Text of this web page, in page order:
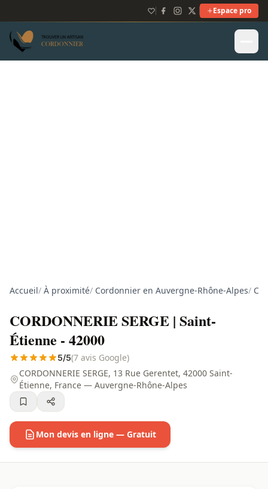
Espace pro
Accueil/ À proximité/ Cordonnier en Auvergne-Rhône-Alpes/
CORDONNERIE SERGE | Saint-
Étienne - 42000
5/5(7 avis Google)
CORDONNERIE SERGE, 13 Rue Gerentet, 42000 Saint-
Étienne, France — Auvergne-Rhône-Alpes
Mon devis en ligne — Gratuit